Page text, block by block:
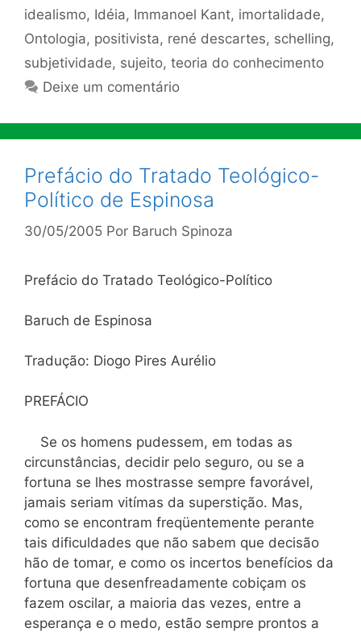
idealismo, Idéia, Immanoel Kant, imortalidade,
Ontologia, positivista, rené descartes, schelling,
subjetividade, sujeito, teoria do conhecimento
Deixe um comentário
Prefácio do Tratado Teológico-
Político de Espinosa
30/05/2005 Por Baruch Spinoza
Prefácio do Tratado Teológico-Político
Baruch de Espinosa
Tradução: Diogo Pires Aurélio
PREFÁCIO
Se os homens pudessem, em todas as
circunstâncias, decidir pelo seguro, ou se a
fortuna se lhes mostrasse sempre favorável,
jamais seriam vitímas da superstição. Mas,
como se encontram freqüentemente perante
tais dificuldades que não sabem que decisão
hão de tomar, e como os incertos benefícios da
fortuna que desenfreadamente cobiçam os
fazem oscilar, a maioria das vezes, entre a
esperança e o medo, estão sempre prontos a